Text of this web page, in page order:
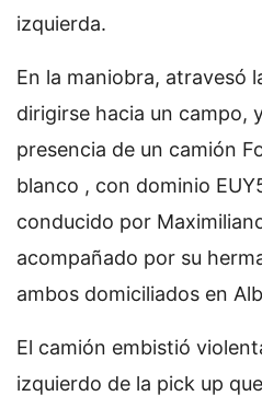
izquierda.
En la maniobra, atravesó
dirigirse hacia un campo,
presencia de un camión
blanco , con dominio
conducido por
acompañado por su
ambos domiciliados en
El camión embistió
izquierdo de la pick up